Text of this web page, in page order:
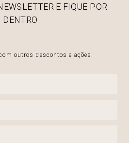
E FIQUE POR
DENTRO
outros descontos e ações.